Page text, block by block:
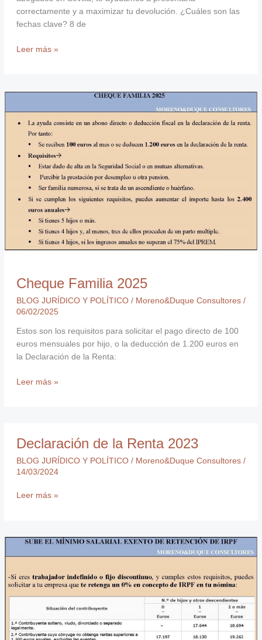
correctamente y a maximizar tu devolución. ¿Cuáles son las
fechas clave? 8 de
Leer más »
Cheque Familia 2025
BLOG JURÍDICO Y POLÍTICO/ Moreno&Duque Consultores /
06/02/2025
Estos son los requisitos para solicitar el pago directo de 100
euros mensuales por hijo, o la deducción de 1.200 euros en
la Declaración de la Renta:
2025
Leer más »
Declaración de la Renta 2023
BLOG JURÍDICO Y POLÍTICO/ Moreno&Duque Consultores /
14/03/2024
de
Renta
Leer más »
Sube
el
salarial
retención
de